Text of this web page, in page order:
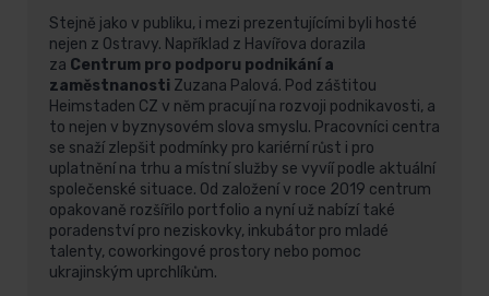
Stejně jako v publiku, i mezi prezentujícími byli hosté
nejen z Ostravy. Například z Havířova dorazila
za Centrum pro podporu podnikání a
zaměstnanosti Zuzana Palová. Pod záštitou
Heimstaden CZ v něm pracují na rozvoji podnikavosti, a
to nejen v byznysovém slova smyslu. Pracovníci centra
se snaží zlepšit podmínky pro kariérní růst i pro
uplatnění na trhu a místní služby se vyvíí podle aktuální
společenské situace. Od založení v roce 2019 centrum
opakovaně rozšířilo portfolio a nyní už nabízí také
poradenství pro neziskovky, inkubátor pro mladé
talenty, coworkingové prostory nebo pomoc
ukrajinským uprchlíkům.